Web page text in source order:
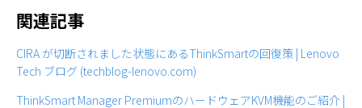
関連記事
CIRA が切断されました状態にあるThinkSmartの回復策 | Lenovo
Tech ブログ (techblog-lenovo.com)
ThinkSmart Manager PremiumのハードウェアKVM機能のご紹介 |